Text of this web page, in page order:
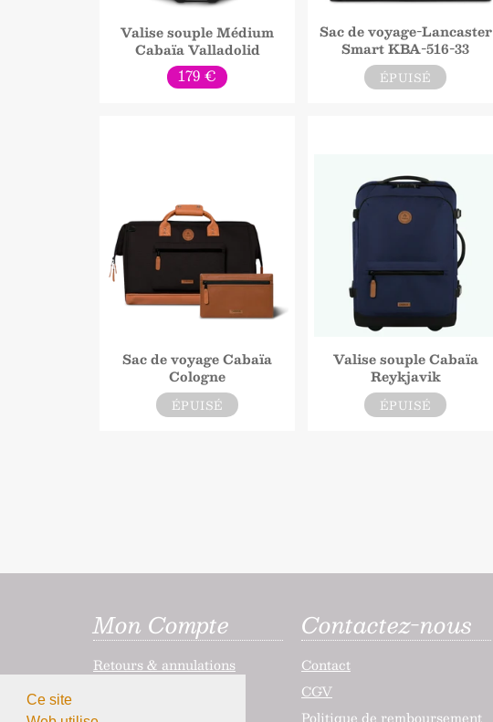
Ce site
Valise souple Médium
Cabaïa Valladolid
Prix
normal
179 €
Sac de voyage-Lancaster
Smart KBA-516-33
ÉPUISÉ
Sac de voyage Cabaïa
Cologne
ÉPUISÉ
Valise souple Cabaïa
Reykjavik
ÉPUISÉ
Mon Compte
Retours & annulations
Contactez-nous
Contact
CGV
Politique de remboursement